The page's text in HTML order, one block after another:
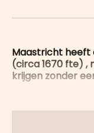
WhatsApp
Maastricht heeft
(circa 1670 fte) ,
krijgen zonder